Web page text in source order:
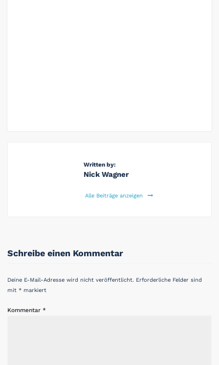
Written by:
Nick Wagner
Alle Beiträge anzeigen
Schreibe einen Kommentar
Deine E-Mail-Adresse wird nicht veröffentlicht. Erforderliche Felder sind
mit * markiert
Kommentar *